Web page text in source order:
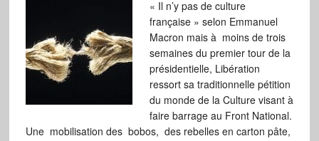
« Il n’y pas de culture
française » selon Emmanuel
Macron mais à moins de trois
semaines du premier tour de la
présidentielle, Libération
ressort sa traditionnelle pétition
du monde de la Culture visant à
faire barrage au Front National.
Une mobilisation des bobos, des rebelles en carton pâte,